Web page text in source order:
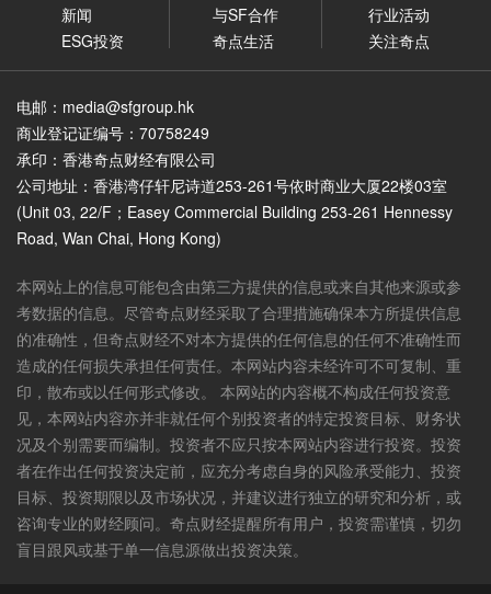
新闻
ESG投资
与SF合作
奇点生活
行业活动
关注奇点
电邮：media@sfgroup.hk
商业登记证编号：70758249
承印：香港奇点财经有限公司
公司地址：香港湾仔轩尼诗道253-261号依时商业大厦22楼03室
(Unit 03, 22/F；Easey Commercial Building 253-261 Hennessy
Road, Wan Chai, Hong Kong)
本网站上的信息可能包含由第三方提供的信息或来自其他来源或参
考数据的信息。尽管奇点财经采取了合理措施确保本方所提供信息
的准确性，但奇点财经不对本方提供的任何信息的任何不准确性而
造成的任何损失承担任何责任。本网站内容未经许可不可复制、重
印，散布或以任何形式修改。 本网站的内容概不构成任何投资意
见，本网站内容亦并非就任何个别投资者的特定投资目标、财务状
况及个别需要而编制。投资者不应只按本网站内容进行投资。投资
者在作出任何投资决定前，应充分考虑自身的风险承受能力、投资
目标、投资期限以及市场状况，并建议进行独立的研究和分析，或
咨询专业的财经顾问。奇点财经提醒所有用户，投资需谨慎，切勿
盲目跟风或基于单一信息源做出投资决策。